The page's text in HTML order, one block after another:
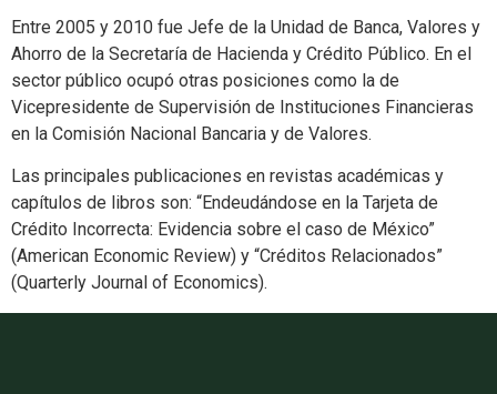
Entre 2005 y 2010 fue Jefe de la Unidad de Banca, Valores y
Ahorro de la Secretaría de Hacienda y Crédito Público. En el
sector público ocupó otras posiciones como la de
Vicepresidente de Supervisión de Instituciones Financieras
en la Comisión Nacional Bancaria y de Valores.
Las principales publicaciones en revistas académicas y
capítulos de libros son: “Endeudándose en la Tarjeta de
Crédito Incorrecta: Evidencia sobre el caso de México”
(American Economic Review) y “Créditos Relacionados”
(Quarterly Journal of Economics).